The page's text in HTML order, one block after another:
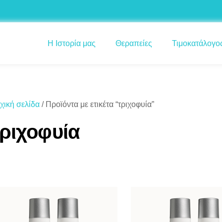
Η Ιστορία μας Θεραπείες
σελίδα / Προϊόντα με ετικέτα “τριχοφυία”